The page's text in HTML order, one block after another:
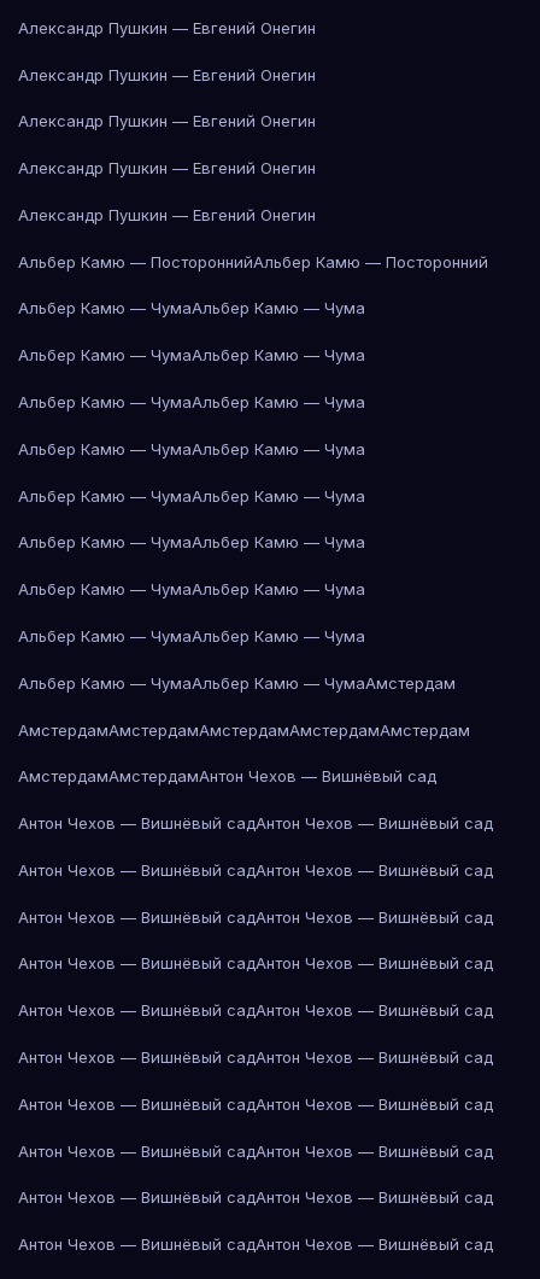
Александр Пушкин — Евгений Онегин
Александр Пушкин — Евгений Онегин
Александр Пушкин — Евгений Онегин
Александр Пушкин — Евгений Онегин
Александр Пушкин — Евгений Онегин
Альбер Камю — ПостороннийАльбер Камю — Посторонний
Альбер Камю — ЧумаАльбер Камю — Чума
Альбер Камю — ЧумаАльбер Камю — Чума
Альбер Камю — ЧумаАльбер Камю — Чума
Альбер Камю — ЧумаАльбер Камю — Чума
Альбер Камю — ЧумаАльбер Камю — Чума
Альбер Камю — ЧумаАльбер Камю — Чума
Альбер Камю — ЧумаАльбер Камю — Чума
Альбер Камю — ЧумаАльбер Камю — Чума
Альбер Камю — ЧумаАльбер Камю — ЧумаАмстердам
АмстердамАмстердамАмстердамАмстердамАмстердам
АмстердамАмстердамАнтон Чехов — Вишнёвый сад
Антон Чехов — Вишнёвый садАнтон Чехов — Вишнёвый сад
Антон Чехов — Вишнёвый садАнтон Чехов — Вишнёвый сад
Антон Чехов — Вишнёвый садАнтон Чехов — Вишнёвый сад
Антон Чехов — Вишнёвый садАнтон Чехов — Вишнёвый сад
Антон Чехов — Вишнёвый садАнтон Чехов — Вишнёвый сад
Антон Чехов — Вишнёвый садАнтон Чехов — Вишнёвый сад
Антон Чехов — Вишнёвый садАнтон Чехов — Вишнёвый сад
Антон Чехов — Вишнёвый садАнтон Чехов — Вишнёвый сад
Антон Чехов — Вишнёвый садАнтон Чехов — Вишнёвый сад
Антон Чехов — Вишнёвый садАнтон Чехов — Вишнёвый сад